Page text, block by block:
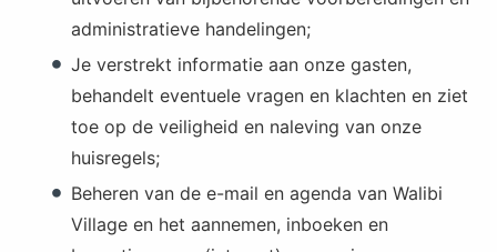
administratieve handelingen;
Je verstrekt informatie aan onze gasten,
behandelt eventuele vragen en klachten en ziet
toe op de veiligheid en naleving van onze
huisregels;
Beheren van de e-mail en agenda van Walibi
Village en het aannemen, inboeken en